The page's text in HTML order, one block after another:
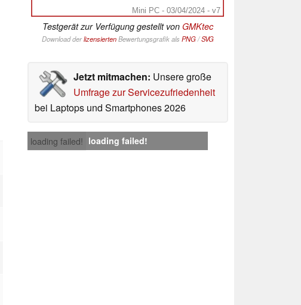
Mini PC - 03/04/2024 - v7
Testgerät zur Verfügung gestellt von GMKtec
Download derlizensiertenBewertungsgrafik als PNG/SVG
Jetzt mitmachen: Unsere große
Umfrage zur Servicezufriedenheit
bei Laptops und Smartphones 2026
loading failed! loading failed!